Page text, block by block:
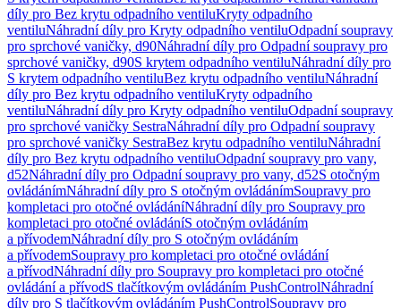
díly pro Bez krytu odpadního ventiluKryty odpadního
ventiluNáhradní díly pro Kryty odpadního ventiluOdpadní soupravy
pro sprchové vaničky, d90Náhradní díly pro Odpadní soupravy pro
sprchové vaničky, d90S krytem odpadního ventiluNáhradní díly pro
S krytem odpadního ventiluBez krytu odpadního ventiluNáhradní
díly pro Bez krytu odpadního ventiluKryty odpadního
ventiluNáhradní díly pro Kryty odpadního ventiluOdpadní soupravy
pro sprchové vaničky SestraNáhradní díly pro Odpadní soupravy
pro sprchové vaničky SestraBez krytu odpadního ventiluNáhradní
díly pro Bez krytu odpadního ventiluOdpadní soupravy pro vany,
d52Náhradní díly pro Odpadní soupravy pro vany, d52S otočným
ovládánímNáhradní díly pro S otočným ovládánímSoupravy pro
kompletaci pro otočné ovládáníNáhradní díly pro Soupravy pro
kompletaci pro otočné ovládáníS otočným ovládáním
a přívodemNáhradní díly pro S otočným ovládáním
a přívodemSoupravy pro kompletaci pro otočné ovládání
a přívodNáhradní díly pro Soupravy pro kompletaci pro otočné
ovládání a přívodS tlačítkovým ovládáním PushControlNáhradní
díly pro S tlačítkovým ovládáním PushControlSoupravy pro